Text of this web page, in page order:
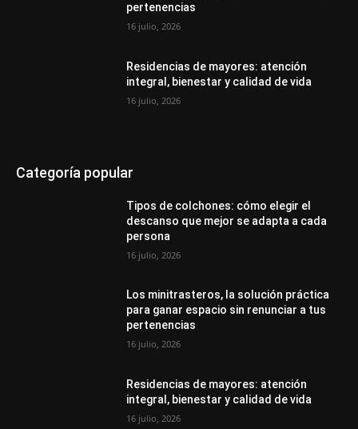
pertenencias
16 julio, 2026
Residencias de mayores: atención
integral, bienestar y calidad de vida
16 julio, 2026
Categoría popular
Tipos de colchones: cómo elegir el
descanso que mejor se adapta a cada
persona
16 julio, 2026
Los minitrasteros, la solución práctica
para ganar espacio sin renunciar a tus
pertenencias
16 julio, 2026
Residencias de mayores: atención
integral, bienestar y calidad de vida
16 julio, 2026